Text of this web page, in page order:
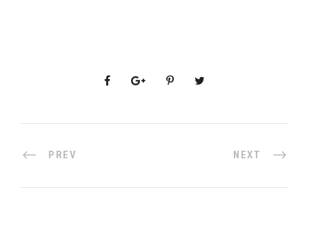
PREV NEXT